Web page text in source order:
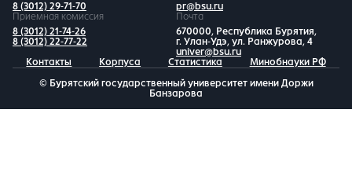
8 (3012) 29-71-70
pr@bsu.ru
Приемная комиссия
8 (3012) 21-74-26
8 (3012) 22-77-22
Почта
670000, Республика Бурятия,
г. Улан-Удэ, ул. Ранжурова, 4
univer@bsu.ru
Контакты
Корпуса Статистика Минобнауки РФ
© Бурятский государственный университет имени Доржи
Банзарова